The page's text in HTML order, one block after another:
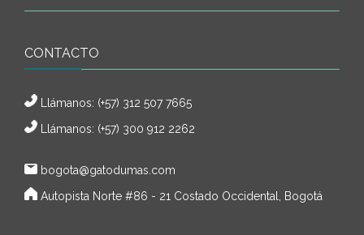
CONTACTO
Llámanos: (+57) 312 507 7665
Llámanos: (+57) 300 912 2262
bogota@gatodumas.com
Autopista Norte #86 - 21 Costado Occidental, Bogotá